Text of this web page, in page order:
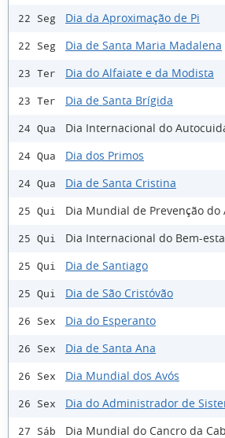
22 Seg Dia da Aproximação de Pi
22 Seg Dia de Santa Maria Madalena
23 Ter Dia do Alfaiate e da Modista
23 Ter Dia de Santa Brígida
24 Qua Dia Internacional do
24 Qua Dia dos Primos
24 Qua Dia de Santa Cristina
25 Qui Dia Mundial de Prevenção do
25 Qui Dia Internacional do Bem-
25 Qui Dia de Santiago
25 Qui Dia de São Cristóvão
26 Sex Dia do Esperanto
26 Sex Dia de Santa Ana
26 Sex Dia Mundial dos Avós
26 Sex Dia do Administrador de
27 Sáb Dia Mundial do Cancro da